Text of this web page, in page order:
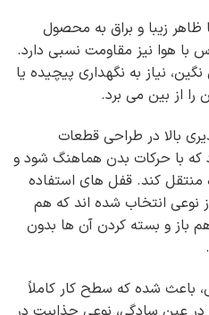
نه تنها ظاهر زیبا و براق به محصول
با هوا نیز مقاومت نسبی دارد.
نیاز به نگهداری پیچیده یا
از بین می برد.
بالا در طراحی قطعات
با حرکات بدن هماهنگ شود و
کند. قفل های استفاده
نوعی انتخاب شده اند که هم
باز و بسته کردن آن ها بدون
باعث شده که سطح کار کاملاً